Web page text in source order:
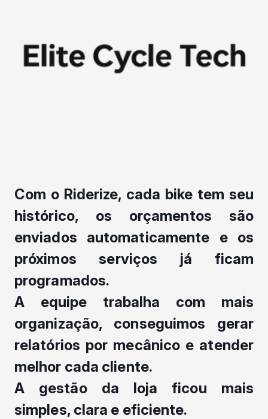
Com o Riderize, cada bike tem seu
histórico, os orçamentos são
enviados automaticamente e os
próximos serviços já ficam
programados.
A equipe trabalha com mais
organização, conseguimos gerar
relatórios por mecânico e atender
melhor cada cliente.
A gestão da loja ficou mais
simples, clara e eficiente.